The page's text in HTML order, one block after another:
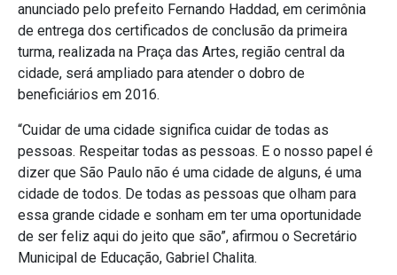
anunciado pelo prefeito Fernando Haddad, em cerimônia
de entrega dos certificados de conclusão da primeira
turma, realizada na Praça das Artes, região central da
cidade, será ampliado para atender o dobro de
beneficiários em 2016.
“Cuidar de uma cidade significa cuidar de todas as
pessoas. Respeitar todas as pessoas. E o nosso papel é
dizer que São Paulo não é uma cidade de alguns, é uma
cidade de todos. De todas as pessoas que olham para
essa grande cidade e sonham em ter uma oportunidade
de ser feliz aqui do jeito que são”, afirmou o Secretário
Municipal de Educação, Gabriel Chalita.